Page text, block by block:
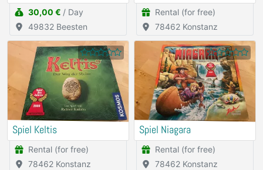
30,00 € / Day
49832 Beesten
Rental (for free)
78462 Konstanz
Spiel Keltis
Rental (for free)
78462 Konstanz
Spiel Niagara
Rental (for free)
78462 Konstanz